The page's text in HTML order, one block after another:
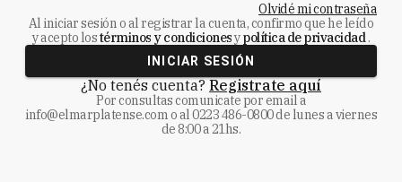
Olvidé mi contraseña
Al iniciar sesión o al registrar la cuenta, confirmo que he leído
y acepto lostérminos y condicionesypolítica de privacidad.
INICIAR SESIÓN
¿No tenés cuenta? Registrate aquí
Por consultas comunicate por email a
info@elmarplatense.como al0223 486-0800de lunes a viernes
de 8:00 a 21hs.